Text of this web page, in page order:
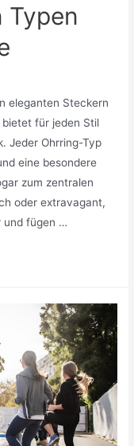
Typen
eleganten Steckern
für jeden Stil
Jeder Ohrring-Typ
eine besondere
zum zentralen
oder extravagant,
und fügen …